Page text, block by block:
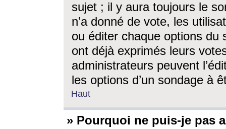
sujet ; il y aura toujours le
n’a donné de vote, les
ou éditer chaque options du
ont déjà exprimés leurs
administrateurs peuvent
les options d’un sondage à
Haut
» Pourquoi ne puis-je pas